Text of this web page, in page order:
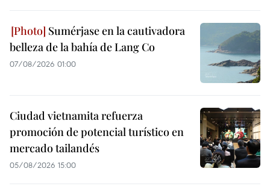
Sumérjase en la cautivadora
belleza de la bahía de Lang Co
07/08/2026 01:00
Ciudad vietnamita refuerza
promoción de potencial turístico en
mercado tailandés
05/08/2026 15:00